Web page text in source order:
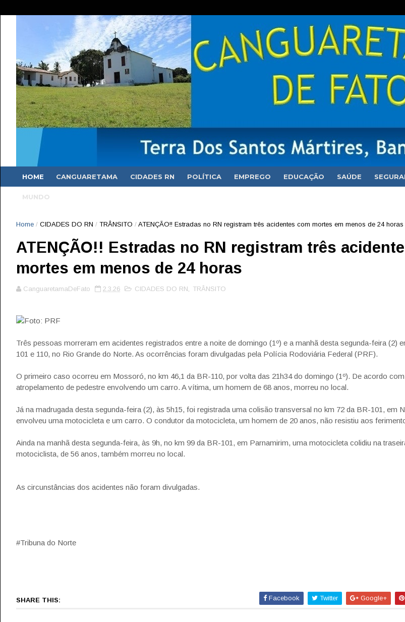
HOME CANGUARETAMA CIDADES RN POLÍTICA EMPREGO EDUCAÇÃO SAÚDE
MUNDO
Home / CIDADES DO RN / TRÂNSITO / ATENÇÃO!! Estradas no RN registram três acidentes com mortes em menos de 24 horas
ATENÇÃO!! Estradas no RN registram três
mortes em menos de 24 horas
CanguaretamaDeFato 2.3.26 CIDADES DO RN, TRÂNSITO
Foto: PRF
Três pessoas morreram em acidentes registrados entre a noite de domingo (1º) e a manhã desta segunda-feira (2)
101 e 110, no Rio Grande do Norte. As ocorrências foram divulgadas pela Polícia Rodoviária Federal (PRF).
O primeiro caso ocorreu em Mossoró, no km 46,1 da BR-110, por volta das 21h34 do domingo (1º). De acordo
atropelamento de pedestre envolvendo um carro. A vítima, um homem de 68 anos, morreu no local.
Já na madrugada desta segunda-feira (2), às 5h15, foi registrada uma colisão transversal no km 72 da BR-101, em
envolveu uma motocicleta e um carro. O condutor da motocicleta, um homem de 20 anos, não resistiu aos
Ainda na manhã desta segunda-feira, às 9h, no km 99 da BR-101, em Parnamirim, uma motocicleta colidiu na
motociclista, de 56 anos, também morreu no local.
As circunstâncias dos acidentes não foram divulgadas.
#Tribuna do Norte
SHARE THIS: Facebook Twitter Google+